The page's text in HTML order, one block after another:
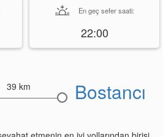
En geç sefer saati:
22:00
39 km Bostancı